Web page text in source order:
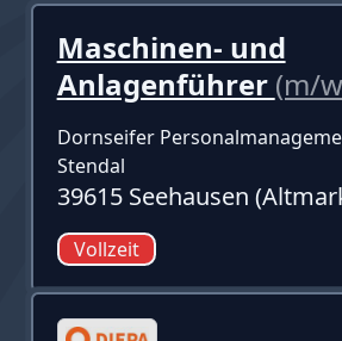
Maschinen- und
Anlagenführer (m/
Dornseifer
Stendal
39615 Seehausen
Vollzeit